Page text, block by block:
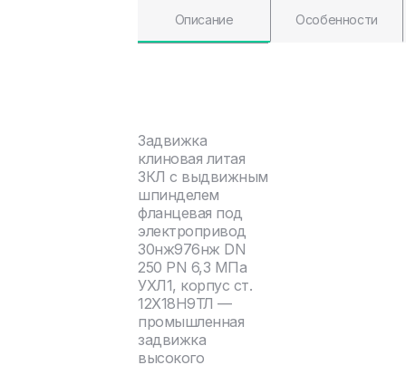
Описание Особенности
Задвижка
клиновая литая
ЗКЛ с выдвижным
шпинделем
фланцевая под
электропривод
30нж976нж DN
250 PN 6,3 МПа
УХЛ1, корпус ст.
12Х18Н9ТЛ —
промышленная
задвижка
высокого